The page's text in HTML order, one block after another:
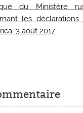
du Ministère
les déclarations
3 août 2017